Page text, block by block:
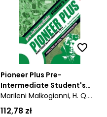
Pioneer Plus Pre-
Intermediate Student's
Book - brak
Marileni Malkogianni, H. Q.
Mitchell
112,78 zł